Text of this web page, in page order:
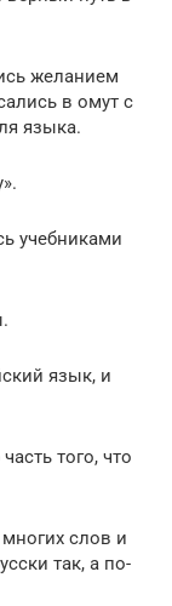
желанием
в омут с
языка.
учебниками
язык, и
того, что
слов и
так, а по-